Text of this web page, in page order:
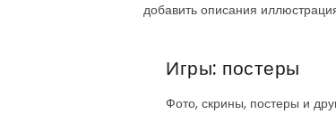
добавить описания
Игры: постеры
Фото, скрины, постеры и